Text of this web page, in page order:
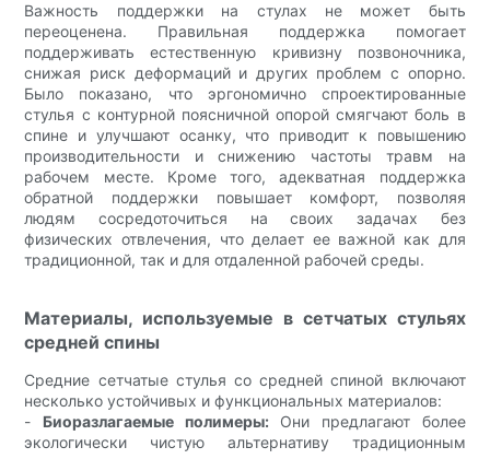
Важность поддержки на стулах не может быть
переоценена. Правильная поддержка помогает
поддерживать естественную кривизну позвоночника,
снижая риск деформаций и других проблем с опорно.
Было показано, что эргономично спроектированные
стулья с контурной поясничной опорой смягчают боль в
спине и улучшают осанку, что приводит к повышению
производительности и снижению частоты травм на
рабочем месте. Кроме того, адекватная поддержка
обратной поддержки повышает комфорт, позволяя
людям сосредоточиться на своих задачах без
физических отвлечения, что делает ее важной как для
традиционной, так и для отдаленной рабочей среды.
Материалы, используемые в сетчатых стульях
средней спины
Средние сетчатые стулья со средней спиной включают
несколько устойчивых и функциональных материалов:
- Биоразлагаемые полимеры: Они предлагают более
экологически чистую альтернативу традиционным